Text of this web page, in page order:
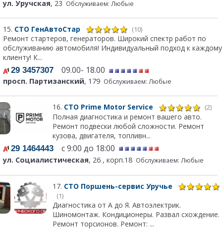
ул. Уручская, 23 Обслуживаем: Любые
15. СТО ГенАвтоСтар (10)
Ремонт стартеров, генераторов. Широкий спектр работ по
обслуживанию автомобиля! Индивидуальный подход к каждому
клиенту! К...
29 3457307 09.00- 18.00
просп. Партизанский, 179 Обслуживаем: Любые
16. СТО Prime Motor Service (2)
Полная диагностика и ремонт вашего авто.
Ремонт подвески любой сложности. Ремонт
кузова, двигателя, топливн...
29 1464443 с 9:00 до 18:00
ул. Социалистическая, 26 , корп.18 Обслуживаем: Любые
17. СТО Поршень-сервис Уручье
(1)
Диагностика от А до Я. Автоэлектрик.
Шиномонтаж. Кондиционеры. Развал схождение.
Ремонт торсионов. Ремонт: ...